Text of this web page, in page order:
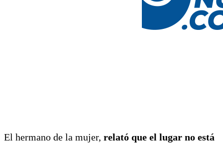
El hermano de la mujer, relató que el lugar no está